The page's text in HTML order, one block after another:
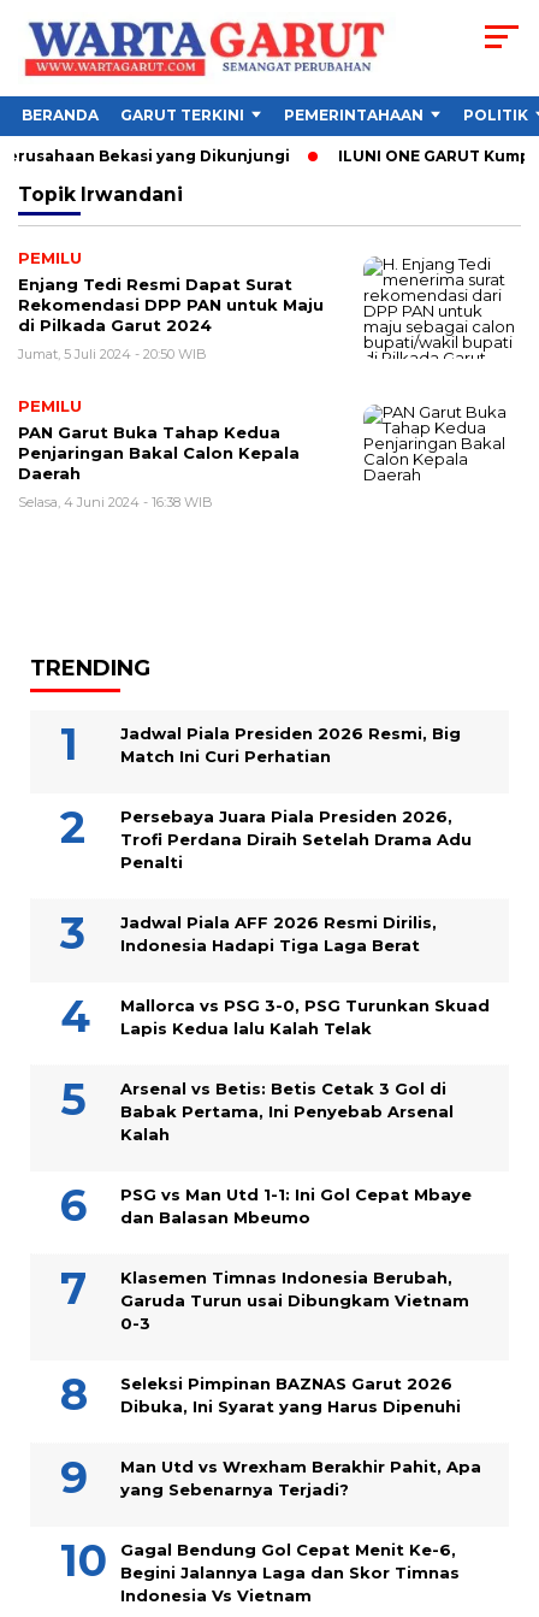
BERANDA GARUT TERKINI PEMERINTAHAAN POLITIK
Bekasi yang Dikunjungi ILUNI ONE GARUT
Topik Irwandani
PEMILU
Enjang Tedi Resmi Dapat Surat
Rekomendasi DPP PAN untuk Maju
di Pilkada Garut 2024
Jumat, 5 Juli 2024 - 20:50 WIB
PEMILU
PAN Garut Buka Tahap Kedua
Penjaringan Bakal Calon Kepala
Daerah
Selasa, 4 Juni 2024 - 16:38 WIB
TRENDING
Jadwal Piala Presiden 2026 Resmi, Big
Match Ini Curi Perhatian
Persebaya Juara Piala Presiden 2026,
Trofi Perdana Diraih Setelah Drama Adu
Penalti
Jadwal Piala AFF 2026 Resmi Dirilis,
Indonesia Hadapi Tiga Laga Berat
Mallorca vs PSG 3-0, PSG Turunkan Skuad
Lapis Kedua lalu Kalah Telak
Arsenal vs Betis: Betis Cetak 3 Gol di
Babak Pertama, Ini Penyebab Arsenal
Kalah
PSG vs Man Utd 1-1: Ini Gol Cepat Mbaye
dan Balasan Mbeumo
Klasemen Timnas Indonesia Berubah,
Garuda Turun usai Dibungkam Vietnam
0-3
Seleksi Pimpinan BAZNAS Garut 2026
Dibuka, Ini Syarat yang Harus Dipenuhi
Man Utd vs Wrexham Berakhir Pahit, Apa
yang Sebenarnya Terjadi?
Gagal Bendung Gol Cepat Menit Ke-6,
Begini Jalannya Laga dan Skor Timnas
Indonesia Vs Vietnam